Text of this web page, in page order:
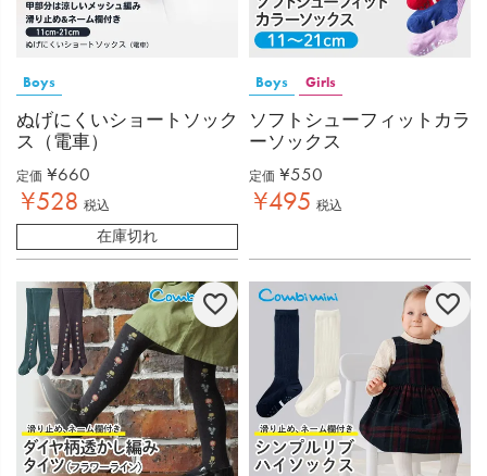
Boys
ぬげにくいショートソック
ス（電車）
定価 ¥660
¥528 税込
在庫切れ
Boys Girls
ソフトシューフィットカラ
ーソックス
定価 ¥550
¥495 税込